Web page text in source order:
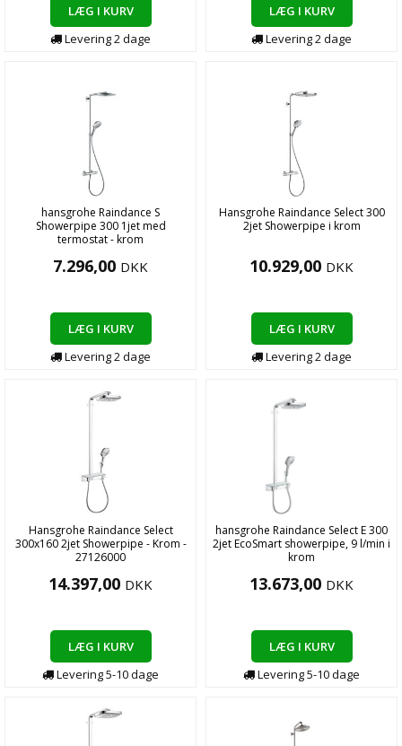
LÆG I KURV
Levering2dage
LÆG I KURV
Levering2dage
hansgrohe Raindance S
Showerpipe 300 1jet med
termostat - krom
7.296,00 DKK
LÆG I KURV
Levering2dage
Hansgrohe Raindance Select 300
2jet Showerpipe i krom
10.929,00 DKK
LÆG I KURV
Levering2dage
Hansgrohe Raindance Select
300x160 2jet Showerpipe - Krom -
27126000
14.397,00 DKK
LÆG I KURV
Levering5-10dage
hansgrohe Raindance Select E 300
2jet EcoSmart showerpipe, 9 l/min i
krom
13.673,00 DKK
LÆG I KURV
Levering5-10dage